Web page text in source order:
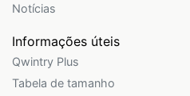
Notícias
Informações úteis
Qwintry Plus
Tabela de tamanho